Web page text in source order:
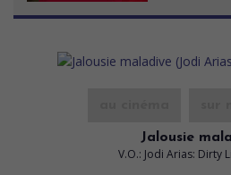
Jalousie
V.O.: Jodi Arias: Dirty